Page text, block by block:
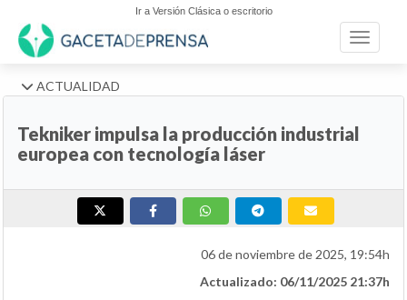
Ir a Versión Clásica o escritorio
Toggle
ACTUALIDAD
Tekniker impulsa la producción industrial
europea con tecnología láser
06 de noviembre de 2025, 19:54h
Actualizado: 06/11/2025 21:37h